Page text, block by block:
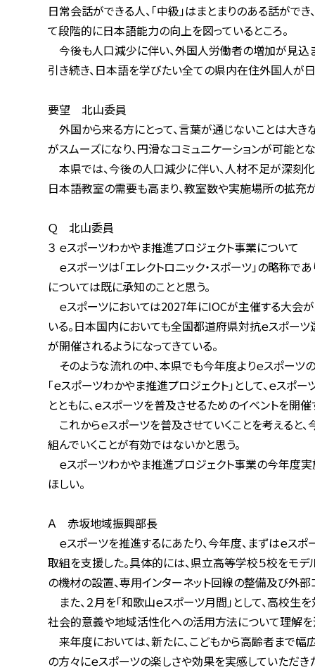
日常会話ができる人、「中級」はまとまりのある話ができ
て段階的に日本語能力の向上を図っているところ。
今後も人口減少に伴い、外国人労働者の増加が見込まれ
引き続き、日本語を学びたい全ての県内在住外国人が日
要望 北山委員
外国から来る方にとって、言葉が通じないことは大きな
がスムーズになり、円滑なコミュニケーションが可能とな
本県では、今後の人口減少に伴い、人材不足が深刻化し
日本語教室の需要も高まり、教室数や実施場所の拡充が
Ｑ 北山委員
３ ｅスポーツわかやま推進プロジェクト事業について
ｅスポーツは「エレクトロニック・スポーツ」の略称であり
については既に承知のことと思う。
ｅスポーツにおいては2027年にIOCが主催する大会が開
いる。日本国内においても全国都道府県対抗ｅスポーツ
が開催されるようになってきている。
そのような流れの中、本県でも今年度よりｅスポーツの
「ｅスポーツわかやま推進プロジェクト」として、ｅスポー
とともに、ｅスポーツを普及させるためのイベントを開催
これからｅスポーツを普及させていくことを考えると、
組んでいくことが有効ではないかと思う。
ｅスポーツわかやま推進プロジェクト事業の今年度実施
ほしい。
Ａ 赤坂地域振興部長
ｅスポーツを推進するにあたり、今年度、まずはｅスポ
取組を支援した。具体的には、県立高等学校５校をモデル
の機材の設置、専用インターネット回線の整備及び外部コ
また、２月を「和歌山ｅスポーツ月間」として、高校生を
社会的意義や地域活性化への活用方法について理解を深
来年度においては、新たに、こどもから高齢者まで幅広い
の方々にｅスポーツの楽しさや効果を実感していただきた